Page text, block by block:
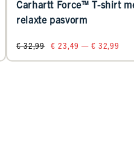
Carhartt Force™ T-shirt
relaxte pasvorm
€ 32,99 € 23,49 — € 32,99